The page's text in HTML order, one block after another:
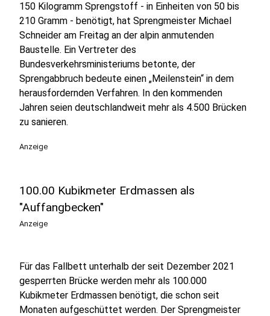
150 Kilogramm Sprengstoff - in Einheiten von 50 bis
210 Gramm - benötigt, hat Sprengmeister Michael
Schneider am Freitag an der alpin anmutenden
Baustelle. Ein Vertreter des
Bundesverkehrsministeriums betonte, der
Sprengabbruch bedeute einen „Meilenstein“ in dem
herausfordernden Verfahren. In den kommenden
Jahren seien deutschlandweit mehr als 4.500 Brücken
zu sanieren.
Anzeige
100.00 Kubikmeter Erdmassen als
"Auffangbecken"
Anzeige
Für das Fallbett unterhalb der seit Dezember 2021
gesperrten Brücke werden mehr als 100.000
Kubikmeter Erdmassen benötigt, die schon seit
Monaten aufgeschüttet werden. Der Sprengmeister